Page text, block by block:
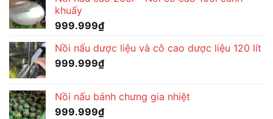
khuấy
999.999₫
Nồi nấu dược liệu và cô cao dược liệu 120 lít
999.999₫
Nồi nấu bánh chưng gia nhiệt
999.999₫